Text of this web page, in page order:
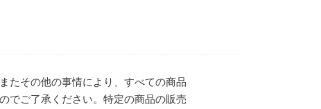
たその他の事情により、すべての商品
でご了承ください。特定の商品の販売